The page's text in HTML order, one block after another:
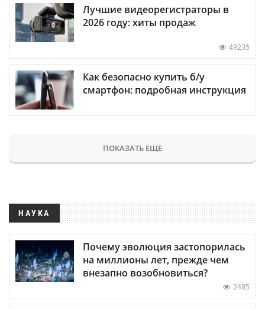
Лучшие видеорегистраторы в
2026 году: хиты продаж
49235
Как безопасно купить б/у
смартфон: подробная инструкция
ПОКАЗАТЬ ЕЩЕ
НАУКА
Почему эволюция застопорилась
на миллионы лет, прежде чем
внезапно возобновиться?
2485